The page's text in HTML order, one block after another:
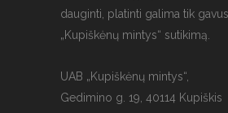
dauginti, platinti galima tik
„Kupiškėnų mintys“ sutikimą.
UAB „Kupiškėnų mintys“,
Gedimino g. 19, 40114 Kupiškis